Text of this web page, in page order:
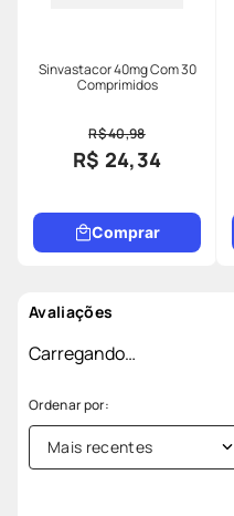
Sinvastacor 40mg Com 30
Comprimidos
R$ 40,98
R$ 24,34
Comprar
Avaliações
Carregando…
Mais recentes